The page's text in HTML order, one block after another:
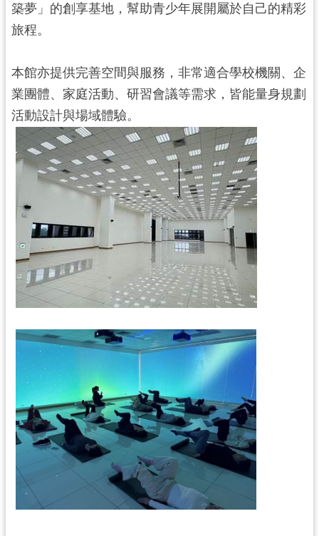
築夢」的創享基地，幫助青少年展開屬於自己的精彩
旅程。
本館亦提供完善空間與服務，非常適合學校機關、企
業團體、家庭活動、研習會議等需求，皆能量身規劃
活動設計與場域體驗。